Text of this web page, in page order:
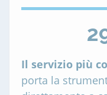
Il servizio più
porta la